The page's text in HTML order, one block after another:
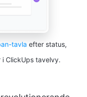
tavla efter status,
ClickUps tavelvy.